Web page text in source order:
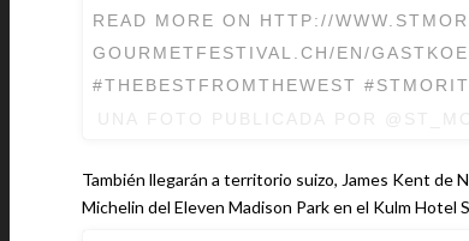
READ MORE ON HTTP://
GOURMETFESTIVAL.CH/EN/
#THEBESTFROMTHEWEST
También llegarán a territorio suizo, James Kent de
Michelin del Eleven Madison Park en el Kulm Hotel